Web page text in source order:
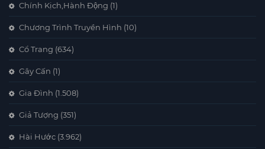
Chính Kịch,Hành Động (1)
Chương Trình Truyền Hình (10)
Cổ Trang (634)
Gây Cấn (1)
Gia Đình (1.508)
Giả Tượng (351)
Hài Hước (3.962)